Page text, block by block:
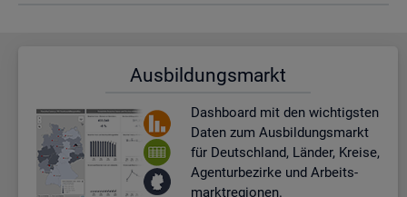
Aus­bil­dungs­markt
Dash­board mit den wich­tigs­ten
Daten zum Aus­bil­dungs­markt
für Deutsch­land, Län­der, Krei­se,
Agen­tur­be­zir­ke und Ar­beits­
markt­re­gio­nen.